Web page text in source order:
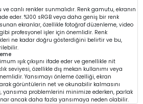
canlı renkler sunmalıdır. Renk gamutu, ekranın
eder. %100 sRGB veya daha geniş bir renk
ekranlar, özellikle fotoğraf düzenleme, video
profesyonel işler için önemlidir. Renk
ne kadar doğru gösterdiğini belirtir ve bu,
ışık çıkışını ifade eder ve genellikle nit
seviyesi, özellikle dış mekan kullanımı veya
Yansımayı önleme özelliği, ekran
görüntülerin net ve okunabilir kalmasını
yansıma problemlerini minimize ederken, parlak
ancak daha fazla yansımaya neden olabilir.